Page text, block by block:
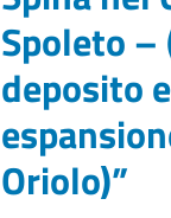
Spoleto –
deposito
Oriolo)”